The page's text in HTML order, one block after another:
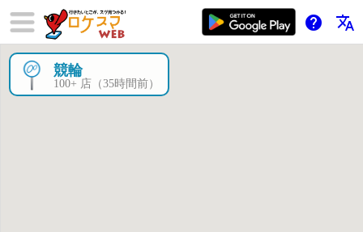
help translate
競輪
100+ 店（35時間前）